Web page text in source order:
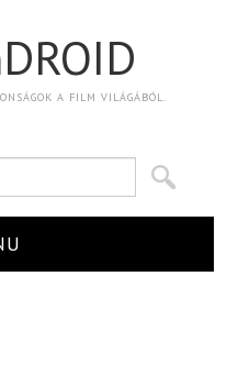
A FILM VILÁGÁBÓL.